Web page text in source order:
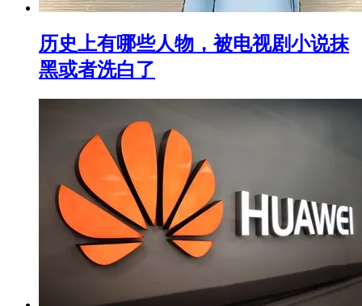
历史上有哪些人物，被电视剧小说抹
黑或者洗白了